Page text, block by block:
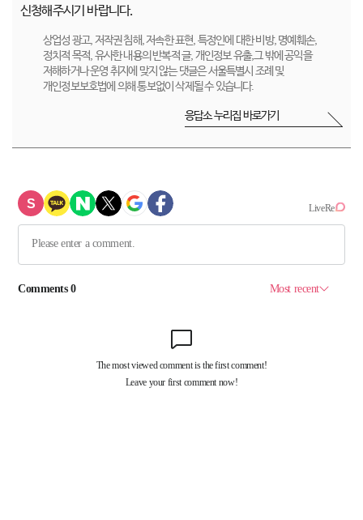
신청해주시기 바랍니다.
상업성 광고, 저작권 침해, 저속한 표현, 특정인에 대한 비방, 명예훼손,
정치적 목적, 유사한 내용의 반복적 글, 개인정보 유출,그 밖에 공익을
저해하거나 운영 취지에 맞지 않는 댓글은 서울특별시 조례 및
개인정보보호법에 의해 통보없이 삭제될 수 있습니다.
응답소 누리집 바로가기